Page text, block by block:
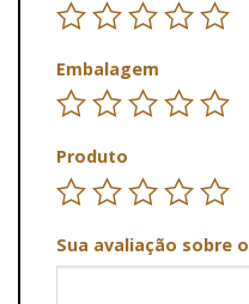
Embalagem
Produto
Sua avaliação sobre